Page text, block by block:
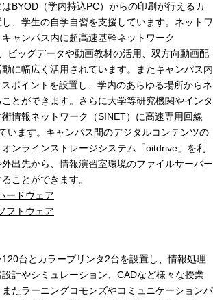
BYOD（学内持込PC）からの印刷が行えるカ
、学生の自学自習を支援しています。ネットワ
ャンパス内に超高速基幹ネットワーク
ビッグデータや動画教材の活用、双方向動画配
に幅広く活用されています。またキャンパス内
ポイントを設置し、学内のあらゆる場所からネ
とができます。さらに大学等研究機関やインタ
情報ネットワーク（SINET）に高速専用回線
います。キャンパス間のデジタルコンテンツの
ンラインストレージシステム「oitdrive」を利
出先から、情報演習室環境のファイルサーバー
ことができます。
ードウェア
フトウェア
台とカラープリンタ2台を設置し、情報処理
計やシミュレーション、CADなど様々な授業
たラーニングコモンズやコミュニケーションパ